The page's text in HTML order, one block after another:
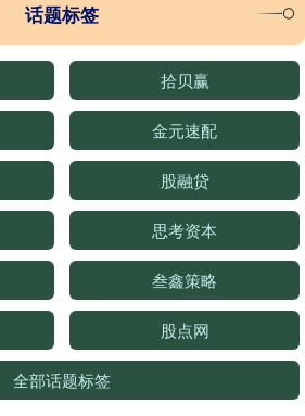
话题标签
拾贝赢
金元速配
股融贷
思考资本
叁鑫策略
股点网
全部话题标签